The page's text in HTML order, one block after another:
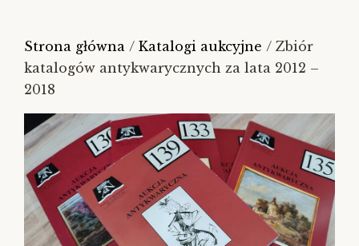
Strona główna / Katalogi aukcyjne / Zbiór
katalogów antykwarycznych za lata 2012 –
2018